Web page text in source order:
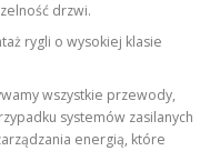
drzwi.
rygli o wysokiej klasie
wszystkie przewody,
systemów zasilanych
energią, które